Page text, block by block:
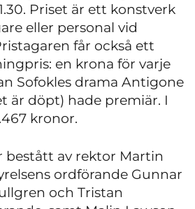
Priset är ett konstverk
eller personal vid
får också ett
en krona för varje
Sofokles drama Antigone
är döpt) hade premiär. I
kronor.
bestått av rektor Martin
ordförande Gunnar
och Tristan